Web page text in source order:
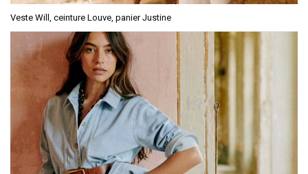
Veste Will, ceinture Louve, panier Justine